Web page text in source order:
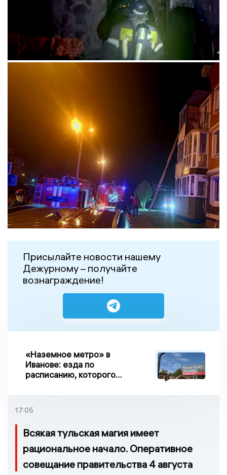
Присылайте новости нашему
Дежурному – получайте
вознаграждение!
«Наземное метро» в
Иванове: езда по
расписанию, которого
17:05
Всякая тульская магия имеет
рациональное начало. Оперативное
совещание правительства 4 августа